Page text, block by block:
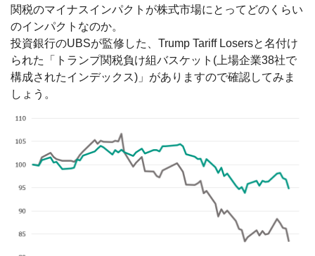
関税のマイナスインパクトが株式市場にとってどのくらい
のインパクトなのか。
投資銀行のUBSが監修した、Trump Tariff Losersと名付け
られた「トランプ関税負け組バスケット(上場企業38社で
構成されたインデックス)」がありますので確認してみま
しょう。